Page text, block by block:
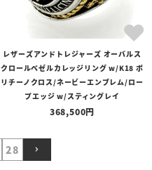
レザーズアンドトレジャーズ オーバルス
クロールベゼルカレッジリング w/K18 ポ
リチーノクロス/ネービーエンブレム/ロー
プエッジ w/スティングレイ
368,500
28